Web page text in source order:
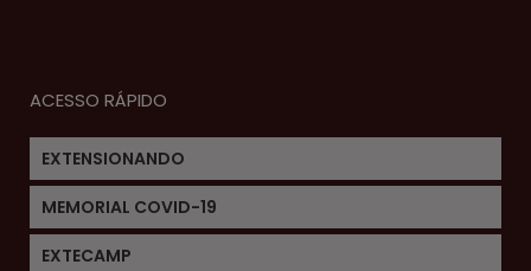
ACESSO RÁPIDO
EXTENSIONANDO
MEMORIAL COVID-19
EXTECAMP